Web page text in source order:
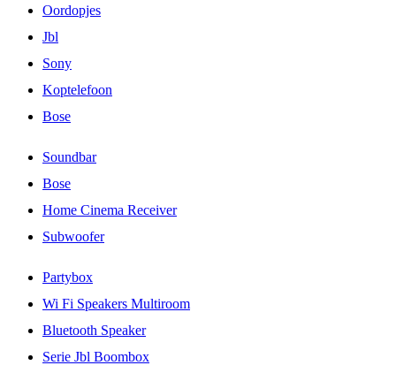
Oordopjes
Jbl
Sony
Koptelefoon
Bose
Soundbar
Bose
Home Cinema Receiver
Subwoofer
Partybox
Wi Fi Speakers Multiroom
Bluetooth Speaker
Serie Jbl Boombox